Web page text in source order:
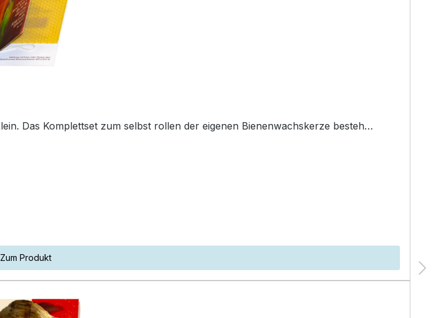
Kerze aus Bienenwachs selber drehen - schöne Bastelidee für Groß und Klein. Das Komplettset zum selbst rollen der eigenen Bienenwachskerze besteh…
Zum Produkt